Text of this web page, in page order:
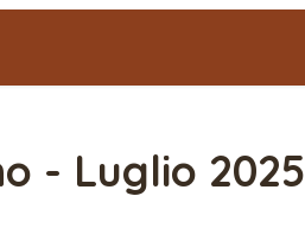
- Luglio 2025